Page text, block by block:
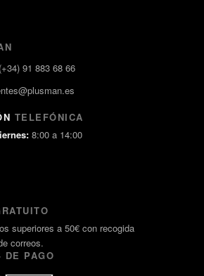
(+34) 91 883 68 66
TELEFÓNICA
8:00 a 14:00
superiores a 50€ con recogida
correos.
DE PAGO